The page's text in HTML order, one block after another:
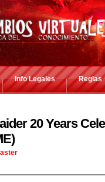
Info Legales Reglas
20 Years